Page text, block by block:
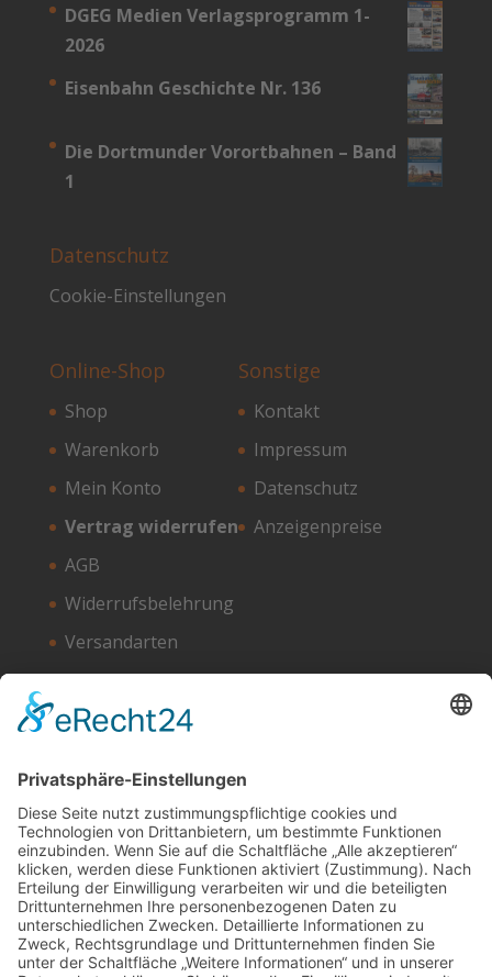
DGEG Medien Verlagsprogramm 1-
2026
Eisenbahn Geschichte Nr. 136
Die Dortmunder Vorortbahnen – Band
1
Datenschutz
Cookie-Einstellungen
Online-Shop
Shop
Warenkorb
Mein Konto
Vertrag widerrufen
AGB
Widerrufsbelehrung
Versandarten
Zahlungsarten
Sonstige
Kontakt
Impressum
Datenschutz
Anzeigenpreise